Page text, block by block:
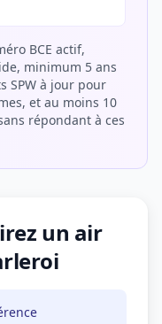
BCE actif,
minimum 5 ans
SPW à jour pour
et au moins 10
répondant à ces
un air